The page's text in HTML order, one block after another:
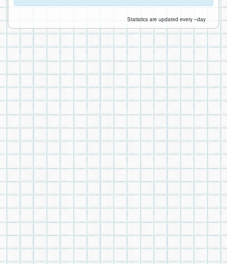
Statistics are updated every ~day